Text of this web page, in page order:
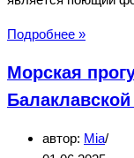
Подробнее »
в
Морская
Балаклавской
автор: Mia